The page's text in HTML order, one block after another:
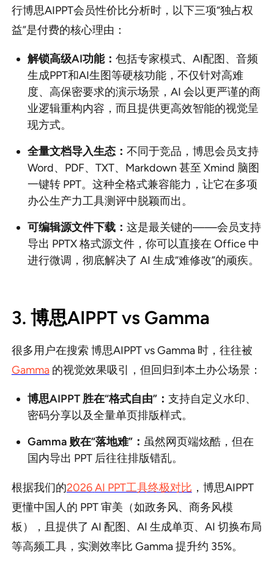
行博思AIPPT会员性价比分析时，以下三项“独占权
益”是付费的核心理由：
解锁高级AI功能： 包括专家模式、AI配图、音频
生成PPT和AI生图等硬核功能，不仅针对高难
度、高保密要求的演示场景，AI 会以更严谨的商
业逻辑重构内容，而且提供更高效智能的视觉呈
现方式。
全量文档导入生态： 不同于竞品，博思会员支持
Word、PDF、TXT、Markdown 甚至 Xmind 脑图
一键转 PPT。这种全格式兼容能力，让它在多项
办公生产力工具测评中脱颖而出。
可编辑源文件下载： 这是最关键的——会员支持
导出 PPTX 格式源文件，你可以直接在 Office 中
进行微调，彻底解决了 AI 生成“难修改”的顽疾。
3. 博思AIPPT vs Gamma
很多用户在搜索 博思AIPPT vs Gamma 时，往往被
Gamma的视觉效果吸引，但回归到本土办公场景：
博思AIPPT 胜在“格式自由”： 支持自定义水印、
密码分享以及全量单页排版样式。
Gamma 败在“落地难”： 虽然网页端炫酷，但在
国内导出 PPT 后往往排版错乱。
根据我们的2026AI PPT工具终极对比 ，博思AIPPT
更懂中国人的 PPT 审美（如政务风、商务风模
板），且提供了 AI 配图、AI 生成单页、AI 切换布局
等高频工具，实测效率比 Gamma 提升约 35%。